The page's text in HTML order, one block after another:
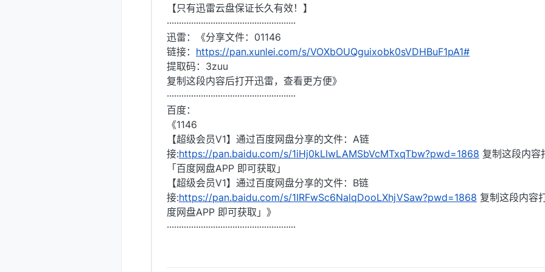
【只有迅雷云盘保证长久有效！】
·····················································
迅雷：《分享文件：01146
链接： https://pan.xunlei.com/s/VOXbOUQguixobk0sVDHBuF1pA1#
提取码：3zuu
复制这段内容后打开迅雷，查看更方便》
·····················································
百度：
《1146
【超级会员V1】通过百度网盘分享的文件：A链
接:https://pan.baidu.com/s/1iHj0kLIwLAMSbVcMTxqTbw?pwd=1868 复制这段内容
「百度网盘APP 即可获取」
【超级会员V1】通过百度网盘分享的文件：B链
接:https://pan.baidu.com/s/1IRFwSc6NalqDooLXhjVSaw?pwd=1868 复制这段内容
度网盘APP 即可获取」》
·····················································